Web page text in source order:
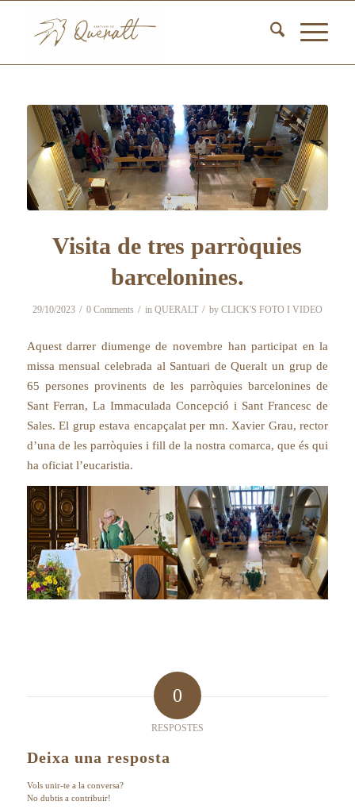
Visita de tres parròquies
barcelonines.
29/10/2023 / 0 Comments / in QUERALT / by CLICK'S FOTO I VIDEO
Aquest darrer diumenge de novembre han participat en la
missa mensual celebrada al Santuari de Queralt un grup de
65 persones provinents de les parròquies barcelonines de
Sant Ferran, La Immaculada Concepció i Sant Francesc de
Sales. El grup estava encapçalat per mn. Xavier Grau, rector
d’una de les parròquies i fill de la nostra comarca, que és qui
ha oficiat l’eucaristia.
0
RESPOSTES
Deixa una resposta
Vols unir-te a la conversa?
No dubtis a contribuir!